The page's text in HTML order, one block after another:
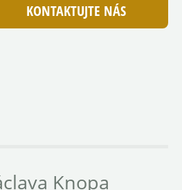
KONTAKTUJTE NÁS
Knopa